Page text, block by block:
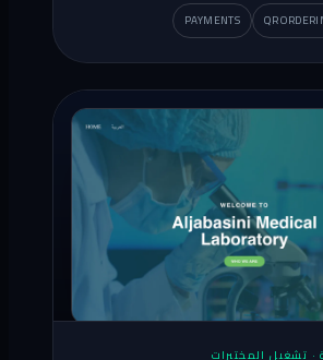
QR
PAYMENTS
· تشغيل المختبرات